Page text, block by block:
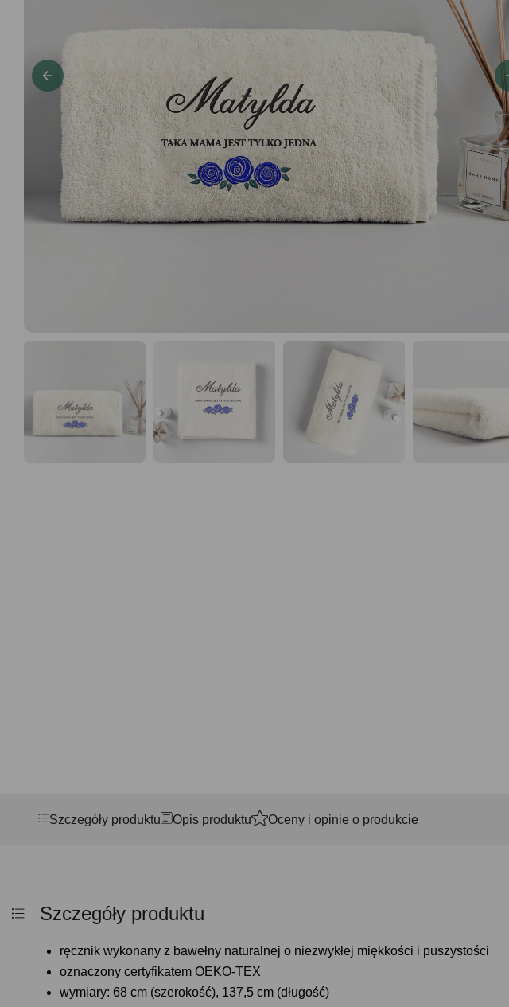
Szczegóły produktu Opis produktu Oceny i opinie o produkcie
Szczegóły produktu
ręcznik wykonany z bawełny naturalnej o niezwykłej miękkości i puszystości
oznaczony certyfikatem OEKO-TEX
wymiary: 68 cm (szerokość), 137,5 cm (długość)